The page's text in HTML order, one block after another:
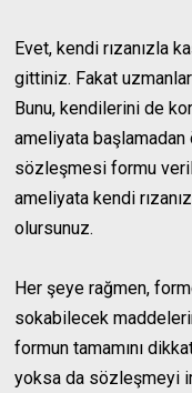
Evet, kendi rızanızla
gittiniz. Fakat
Bunu, kendilerini de
ameliyata başlamadan
sözleşmesi formu
ameliyata kendi
olursunuz.
Her şeye rağmen,
sokabilecek
formun tamamını
yoksa da sözleşmeyi